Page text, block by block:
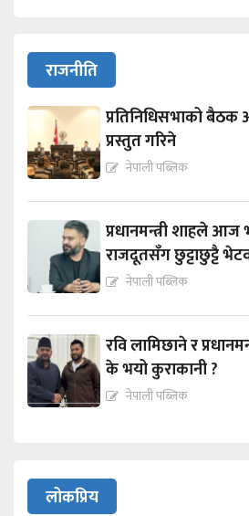
राजनीति
प्रतिनिधिसभाको
प्रस्तुत गरिने
नेपाली पब्लिक
प्रधानमन्त्री शाहले आज
राजदूतसँग छुट्टाछुट्टै
नेपाली पब्लिक
रवि लामिछाने र
के भयो कुराकानी ?
नेपाली पब्लिक
लोकप्रिय